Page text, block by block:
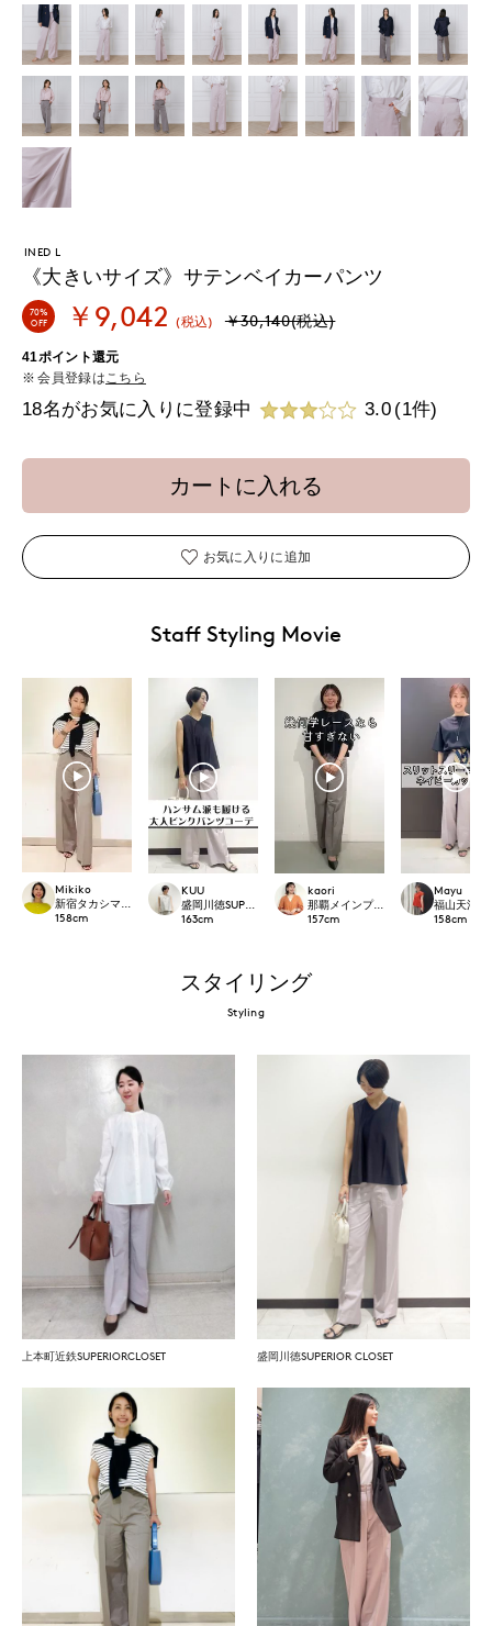
INED L
《大きいサイズ》サテンベイカーパンツ
70%
OFF
￥9,042 (税込) ￥30,140(税込)
41ポイント還元
会員登録は こちら
18名がお気に入りに登録中 3.0 (1件)
カートに入れる
お気に入りに追加
Staff Styling Movie
Mikiko
新宿タカシマヤSUPERIOR CLOSET
158cm
KUU
盛岡川徳SUPERIOR CLOSET
163cm
kaori
那覇メインプレイス
157cm
Mayu
福山天満
158cm
スタイリング
Styling
上本町近鉄SUPERIORCLOSET 盛岡川徳SUPERIOR CLOSET